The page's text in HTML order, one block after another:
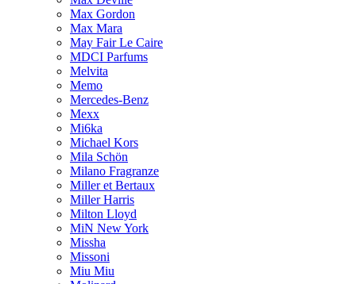
Max Gordon
Max Mara
May Fair Le Caire
MDCI Parfums
Melvita
Memo
Mercedes-Benz
Mexx
Mi6ka
Michael Kors
Mila Schön
Milano Fragranze
Miller et Bertaux
Miller Harris
Milton Lloyd
MiN New York
Missha
Missoni
Miu Miu